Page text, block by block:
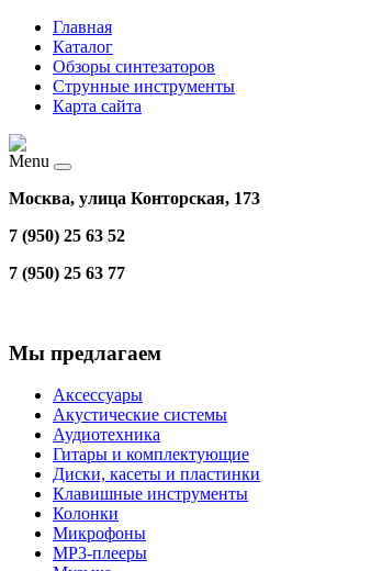
Главная
Каталог
Обзоры синтезаторов
Струнные инструменты
Карта сайта
Menu
Москва, улица Конторская, 173
7 (950) 25 63 52
7 (950) 25 63 77
Мы предлагаем
Аксессуары
Акустические системы
Аудиотехника
Гитары и комплектующие
Диски, касеты и пластинки
Клавишные инструменты
Колонки
Микрофоны
МР3-плееры